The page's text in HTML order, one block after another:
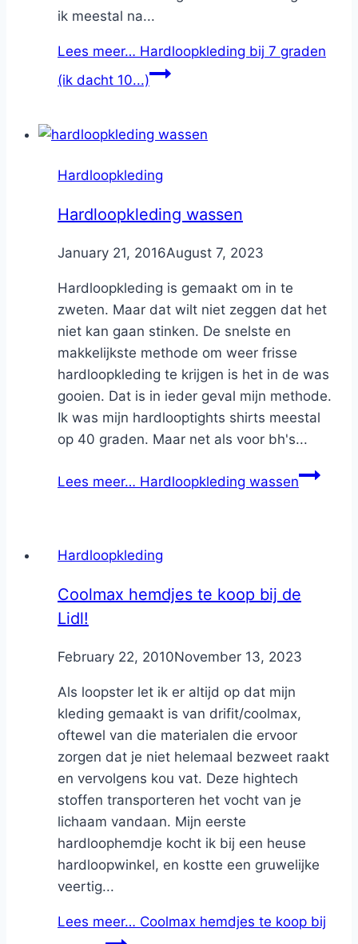
ik meestal na...
Lees meer… Hardloopkleding bij 7 graden
(ik dacht 10...)
Hardloopkleding
Hardloopkleding wassen
ByNicole
January 21, 2016August 7, 2023
Hardloopkleding is gemaakt om in te
zweten. Maar dat wilt niet zeggen dat het
niet kan gaan stinken. De snelste en
makkelijkste methode om weer frisse
hardloopkleding te krijgen is het in de was
gooien. Dat is in ieder geval mijn methode.
Ik was mijn hardlooptights shirts meestal
op 40 graden. Maar net als voor bh's...
Lees meer… Hardloopkleding wassen
Hardloopkleding
Coolmax hemdjes te koop bij de
Lidl!
ByNicole
February 22, 2010November 13, 2023
Als loopster let ik er altijd op dat mijn
kleding gemaakt is van drifit/coolmax,
oftewel van die materialen die ervoor
zorgen dat je niet helemaal bezweet raakt
en vervolgens kou vat. Deze hightech
stoffen transporteren het vocht van je
lichaam vandaan. Mijn eerste
hardloophemdje kocht ik bij een heuse
hardloopwinkel, en kostte een gruwelijke
veertig...
Lees meer… Coolmax hemdjes te koop bij